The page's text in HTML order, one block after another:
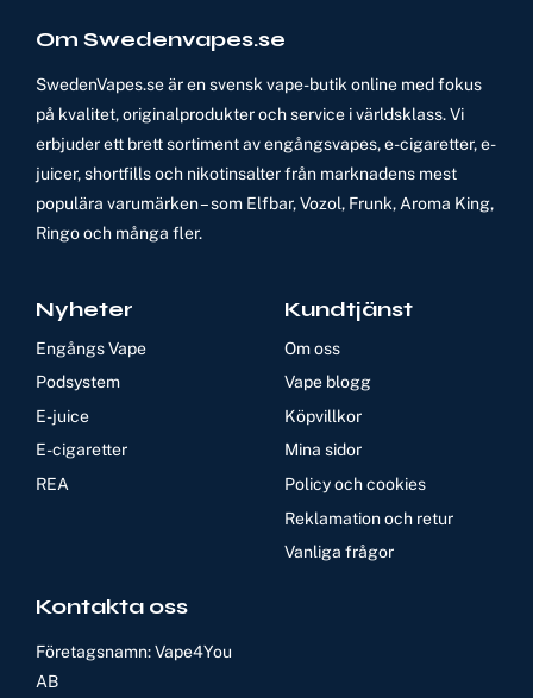
Om Swedenvapes.se
SwedenVapes.se är en svensk vape-butik online med fokus
på kvalitet, originalprodukter och service i världsklass. Vi
erbjuder ett brett sortiment av engångsvapes, e-cigaretter, e-
juicer, shortfills och nikotinsalter från marknadens mest
populära varumärken – som Elfbar, Vozol, Frunk, Aroma King,
Ringo och många fler.
Nyheter
Engångs Vape
Podsystem
E-juice
E-cigaretter
REA
Kundtjänst
Om oss
Vape blogg
Köpvillkor
Mina sidor
Policy och cookies
Reklamation och retur
Vanliga frågor
Kontakta oss
Företagsnamn: Vape4You
AB